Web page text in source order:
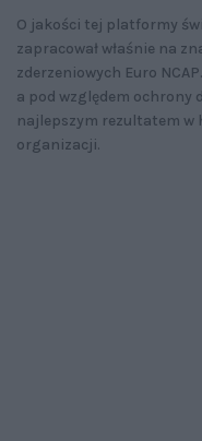
O jakości tej platformy
zapracował właśnie na
zderzeniowych Euro
a pod względem ochrony
najlepszym rezultatem
organizacji.